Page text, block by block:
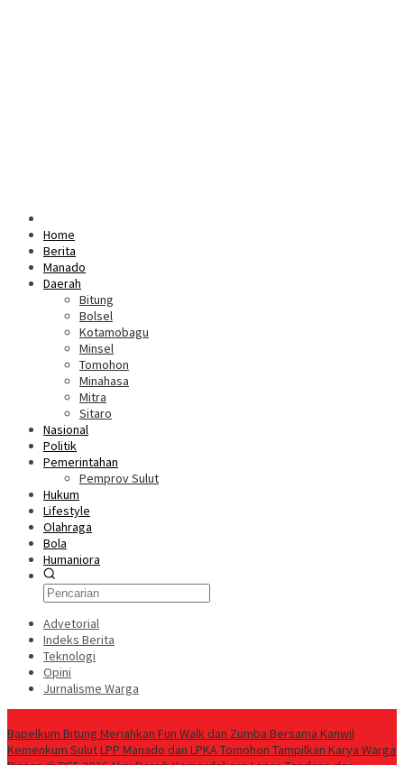
Home
Berita
Manado
Daerah
Bitung
Bolsel
Kotamobagu
Minsel
Tomohon
Minahasa
Mitra
Sitaro
Nasional
Politik
Pemerintahan
Pemprov Sulut
Hukum
Lifestyle
Olahraga
Bola
Humaniora
Advetorial
Indeks Berita
Teknologi
Opini
Jurnalisme Warga
Bapelkum Bitung Meriahkan Fun Walk dan Zumba Bersama Kanwil
Kemenkum SulutLPP Manado dan LPKA Tomohon Tampilkan Karya Warga